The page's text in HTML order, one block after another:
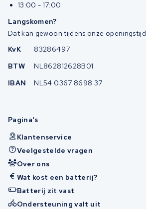
13:00 - 17:00
Langskomen?
Dat kan gewoon tijdens onze
KvK
83286497
BTW
NL862812628B01
IBAN
NL54 0367 8698 37
Pagina's
Klantenservice
Veelgestelde vragen
Over ons
Wat kost een batterij?
Batterij zit vast
Ondersteuning valt uit